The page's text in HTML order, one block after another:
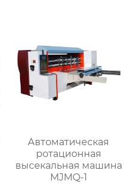
Автоматическая
ротационная
высекальная машина
MJMQ-1